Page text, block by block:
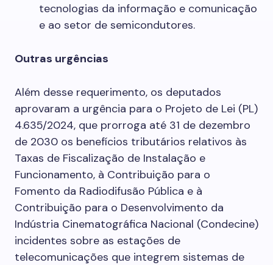
tecnologias da informação e comunicação
e ao setor de semicondutores.
Outras urgências
Além desse requerimento, os deputados
aprovaram a urgência para o Projeto de Lei (PL)
4.635/2024, que prorroga até 31 de dezembro
de 2030 os benefícios tributários relativos às
Taxas de Fiscalização de Instalação e
Funcionamento, à Contribuição para o
Fomento da Radiodifusão Pública e à
Contribuição para o Desenvolvimento da
Indústria Cinematográfica Nacional (Condecine)
incidentes sobre as estações de
telecomunicações que integrem sistemas de